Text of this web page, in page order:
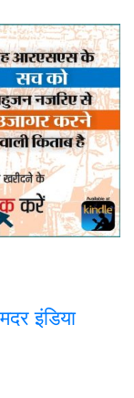
इंडिया